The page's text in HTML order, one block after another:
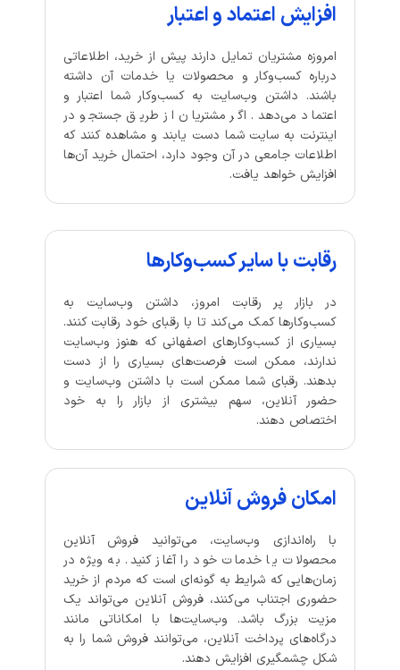
افزایش اعتماد و اعتبار
امروزه مشتریان تمایل دارند پیش از خرید، اطلاعاتی
درباره کسب‌وکار و محصولات یا خدمات آن داشته
باشند. داشتن وب‌سایت به کسب‌وکار شما اعتبار و
اعتماد می‌دهد. اگر مشتریان از طریق جستجو در
اینترنت به سایت شما دست یابند و مشاهده کنند که
اطلاعات جامعی در آن وجود دارد، احتمال خرید آن‌ها
افزایش خواهد یافت.
رقابت با سایر کسب‌وکارها
در بازار پر رقابت امروز، داشتن وب‌سایت به
کسب‌وکارها کمک می‌کند تا با رقبای خود رقابت کنند.
بسیاری از کسب‌وکارهای اصفهانی که هنوز وب‌سایت
ندارند، ممکن است فرصت‌های بسیاری را از دست
بدهند. رقبای شما ممکن است با داشتن وب‌سایت و
حضور آنلاین، سهم بیشتری از بازار را به خود
اختصاص دهند.
امکان فروش آنلاین
با راه‌اندازی وب‌سایت، می‌توانید فروش آنلاین
محصولات یا خدمات خود را آغاز کنید. به ویژه در
زمان‌هایی که شرایط به گونه‌ای است که مردم از خرید
حضوری اجتناب می‌کنند، فروش آنلاین می‌تواند یک
مزیت بزرگ باشد. وب‌سایت‌ها با امکاناتی مانند
درگاه‌های پرداخت آنلاین، می‌توانند فروش شما را به
شکل چشمگیری افزایش دهند.